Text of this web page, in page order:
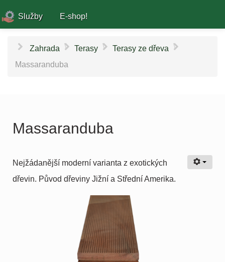
Služby E-shop!
Zahrada \ Terasy \ Terasy ze dřeva \
Massaranduba
Massaranduba
Nejžádanější moderní varianta z exotických
dřevin. Původ dřeviny Jižní a Střední Amerika.